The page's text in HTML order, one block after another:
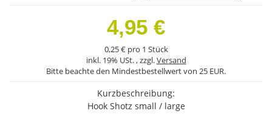
4,95 €
0,25 € pro 1 Stück
inkl. 19% USt. , zzgl.Versand
Bitte beachte den Mindestbestellwert von 25 EUR.
Kurzbeschreibung:
Hook Shotz small / large